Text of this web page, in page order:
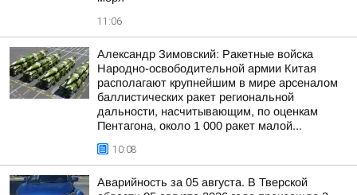
11:06
Александр Зимовский: Ракетные войска
Народно-освободительной армии Китая
располагают крупнейшим в мире арсеналом
баллистических ракет региональной
дальности, насчитывающим, по оценкам
Пентагона, около 1 000 ракет малой...
10:08
Аварийность за 05 августа. В Тверской